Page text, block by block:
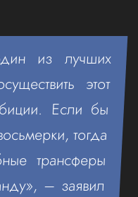
из лучших
этот
Если бы
тогда
трансферы
– заявил